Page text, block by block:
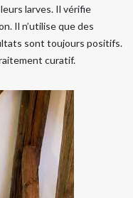
larves. Il vérifie
Il n’utilise que des
sont toujours positifs.
curatif.